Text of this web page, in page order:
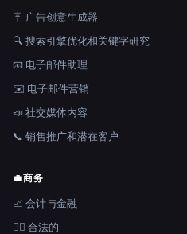
🪧 广告创意生成器
🔍 搜索引擎优化和关键字研究
📧 电子邮件助理
✉️ 电子邮件营销
📣 社交媒体内容
📞 销售推广和潜在客户
💼商务
📈 会计与金融
👩‍⚖️ 合法的